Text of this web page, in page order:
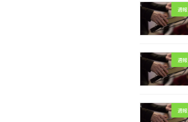
週報
週報
週報